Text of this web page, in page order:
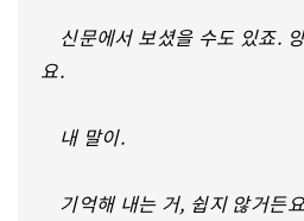
신문에서 보셨을 수도 있죠.
요.
내 말이.
기억해 내는 거, 쉽지 않거든